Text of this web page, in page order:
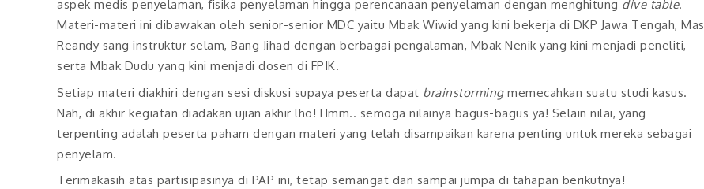
aspek medis penyelaman, fisika penyelaman hingga perencanaan penyelaman dengan menghitung dive table.
Materi-materi ini dibawakan oleh senior-senior MDC yaitu Mbak Wiwid yang kini bekerja di DKP Jawa Tengah, Mas
Reandy sang instruktur selam, Bang Jihad dengan berbagai pengalaman, Mbak Nenik yang kini menjadi peneliti,
serta Mbak Dudu yang kini menjadi dosen di FPIK.
Setiap materi diakhiri dengan sesi diskusi supaya peserta dapat brainstorming memecahkan suatu studi kasus.
Nah, di akhir kegiatan diadakan ujian akhir lho! Hmm.. semoga nilainya bagus-bagus ya! Selain nilai, yang
terpenting adalah peserta paham dengan materi yang telah disampaikan karena penting untuk mereka sebagai
penyelam.
Terimakasih atas partisipasinya di PAP ini, tetap semangat dan sampai jumpa di tahapan berikutnya!